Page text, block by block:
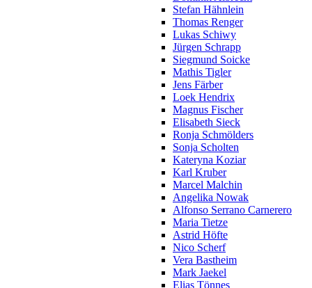
Stefan Hähnlein
Thomas Renger
Lukas Schiwy
Jürgen Schrapp
Siegmund Soicke
Mathis Tigler
Jens Färber
Loek Hendrix
Magnus Fischer
Elisabeth Sieck
Ronja Schmölders
Sonja Scholten
Kateryna Koziar
Karl Kruber
Marcel Malchin
Angelika Nowak
Alfonso Serrano Carnerero
Maria Tietze
Astrid Höfte
Nico Scherf
Vera Bastheim
Mark Jaekel
Elias Tönnes